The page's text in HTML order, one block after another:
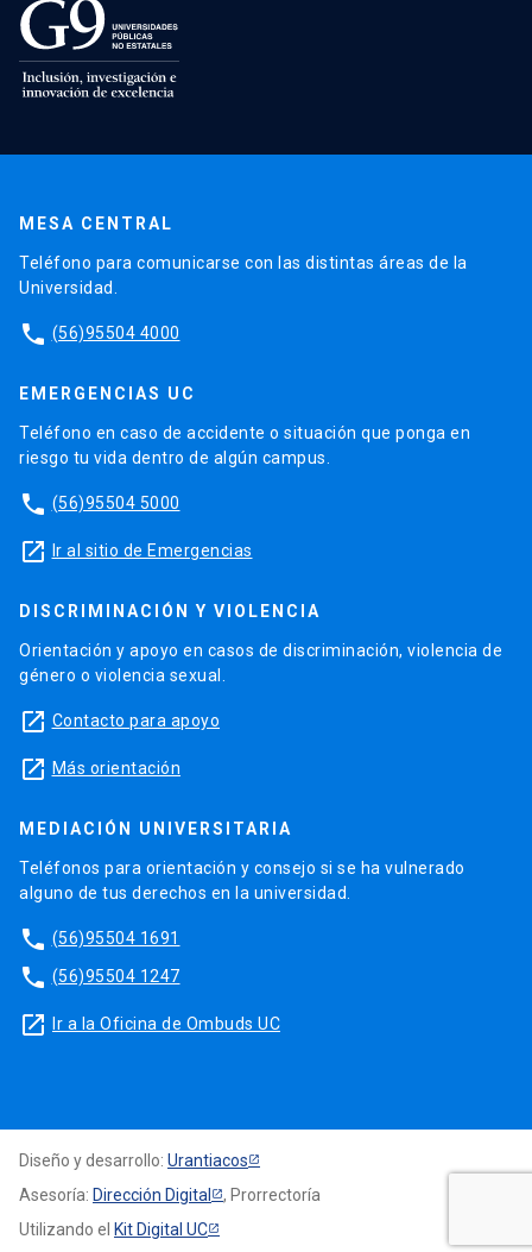
MESA CENTRAL
Teléfono para comunicarse con las distintas áreas de la
Universidad.
phone (56)95504 4000
EMERGENCIAS UC
Teléfono en caso de accidente o situación que ponga en
riesgo tu vida dentro de algún campus.
phone (56)95504 5000
launch Ir al sitio de Emergencias
DISCRIMINACIÓN Y VIOLENCIA
Orientación y apoyo en casos de discriminación, violencia de
género o violencia sexual.
launch Contacto para apoyo
launch Más orientación
MEDIACIÓN UNIVERSITARIA
Teléfonos para orientación y consejo si se ha vulnerado
alguno de tus derechos en la universidad.
phone (56)95504 1691
phone (56)95504 1247
launch Ir a la Oficina de Ombuds UC
Diseño y desarrollo: Urantiacos
Asesoría: Dirección Digital
, Prorrectoría
Utilizando el Kit Digital UC